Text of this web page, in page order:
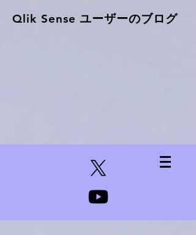
Qlik Sense ​ユーザーのブログ